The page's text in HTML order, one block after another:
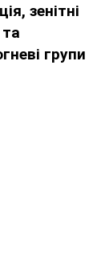
зенітні
групи